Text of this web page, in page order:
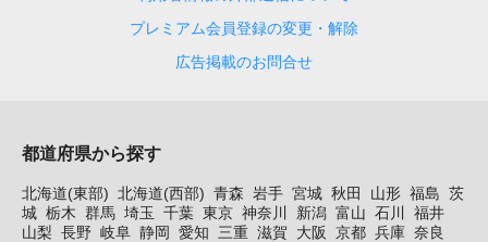
プレミアム会員登録の変更・解除
広告掲載のお問合せ
都道府県から探す
北海道(東部) 北海道(西部) 青森 岩手 宮城 秋田 山形 福島 茨
城 栃木 群馬 埼玉 千葉 東京 神奈川 新潟 富山 石川
福井
山梨 長野 岐阜 静岡 愛知 三重 滋賀 大阪 京都 兵庫 奈良